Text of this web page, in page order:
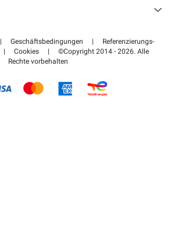
zugreifen
FLOW
| Geschäftsbedingungen |
Referenzierungs-
| Cookies |
©Copyright 2014 - 2026. Alle
Rechte vorbehalten